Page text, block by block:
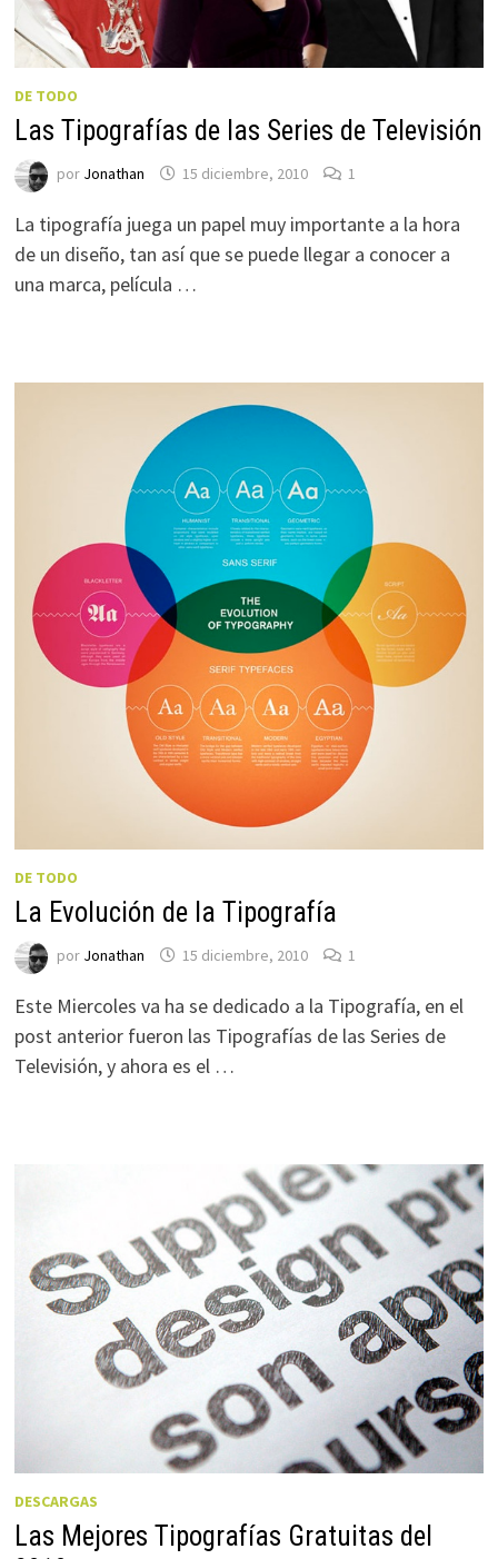
DE TODO
Las Tipografías de las Series de Televisión
por Jonathan 15 diciembre, 2010 1
La tipografía juega un papel muy importante a la hora
de un diseño, tan así que se puede llegar a conocer a
una marca, película …
DE TODO
La Evolución de la Tipografía
por Jonathan 15 diciembre, 2010 1
Este Miercoles va ha se dedicado a la Tipografía, en el
post anterior fueron las Tipografías de las Series de
Televisión, y ahora es el …
DESCARGAS
Las Mejores Tipografías Gratuitas del